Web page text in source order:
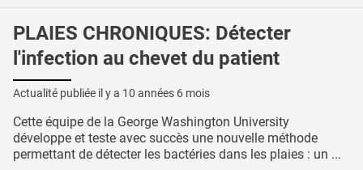
PLAIES CHRONIQUES: Détecter
l'infection au chevet du patient
Actualité publiée il y a 10 années 6 mois
Cette équipe de la George Washington University
développe et teste avec succès une nouvelle méthode
permettant de détecter les bactéries dans les plaies : un ...